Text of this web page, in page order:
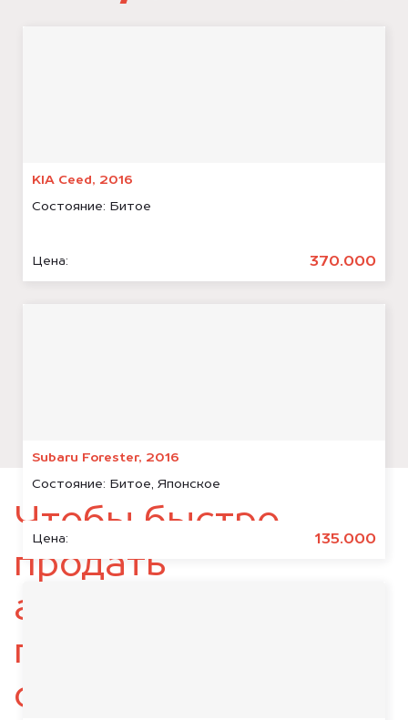
KIA Ceed, 2016
Состояние: Битое
Цена: 370.000
Subaru Forester, 2016
Состояние: Битое, Японское
Цена: 135.000
Чтобы быстро
продать
автомобиль,
подготовьте
следующие